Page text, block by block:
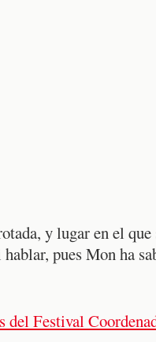
y lugar en el
pues Mon ha
del Festival